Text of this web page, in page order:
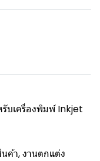
บเครื่องพิมพ์ Inkjet
ค้า, งานตกแต่ง